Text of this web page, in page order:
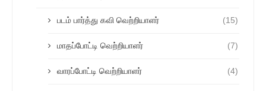
படம் பார்த்து கவி வெற்றியாளர் (15)
மாதப்போட்டி வெற்றியாளர் (7)
வாரப்போட்டி வெற்றியாளர் (4)